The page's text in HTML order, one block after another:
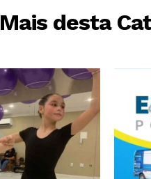
Mais desta